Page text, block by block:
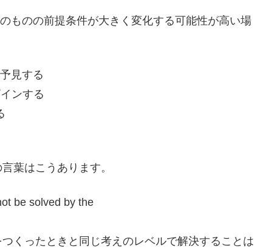
ものの前提条件が大きく変化する可能性が高い場
見する
ンする
葉はこうあります。
be solved by the
くったときと同じ考えのレベルで解決することは